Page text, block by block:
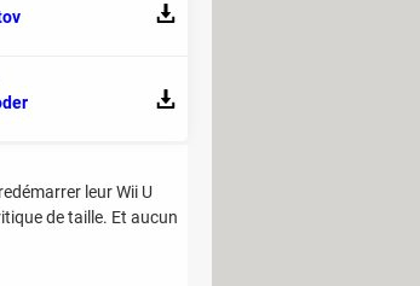
leur Wii U
de taille. Et aucun